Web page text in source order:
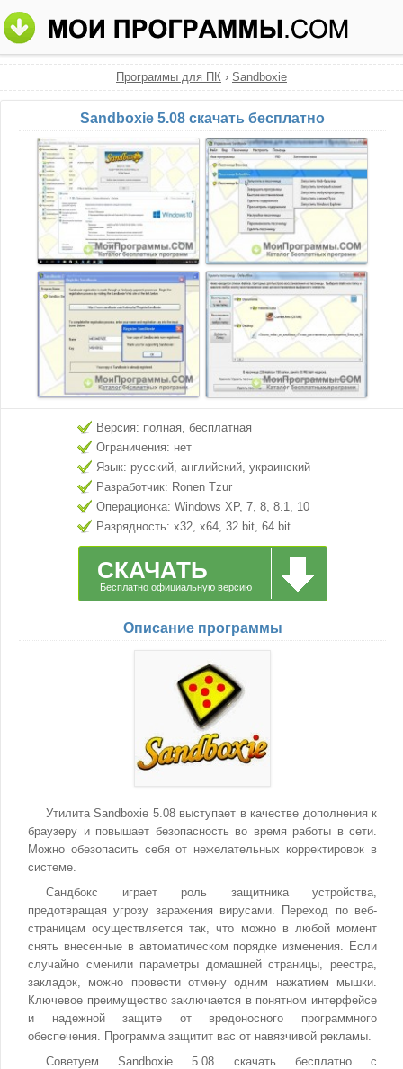
Программы для ПК › Sandboxie
Sandboxie 5.08 скачать бесплатно
Версия: полная, бесплатная
Ограничения: нет
Язык: русский, английский, украинский
Разработчик: Ronen Tzur
Операционка: Windows XP, 7, 8, 8.1, 10
Разрядность: x32, x64, 32 bit, 64 bit
СКАЧАТЬ
Бесплатно официальную версию
Описание программы
Утилита Sandboxie 5.08 выступает в качестве дополнения к
браузеру и повышает безопасность во время работы в сети.
Можно обезопасить себя от нежелательных корректировок в
системе.
Сандбокс играет роль защитника устройства,
предотвращая угрозу заражения вирусами. Переход по веб-
страницам осуществляется так, что можно в любой момент
снять внесенные в автоматическом порядке изменения. Если
случайно сменили параметры домашней страницы, реестра,
закладок, можно провести отмену одним нажатием мышки.
Ключевое преимущество заключается в понятном интерфейсе
и надежной защите от вредоносного программного
обеспечения. Программа защитит вас от навязчивой рекламы.
Советуем Sandboxie 5.08 скачать бесплатно с